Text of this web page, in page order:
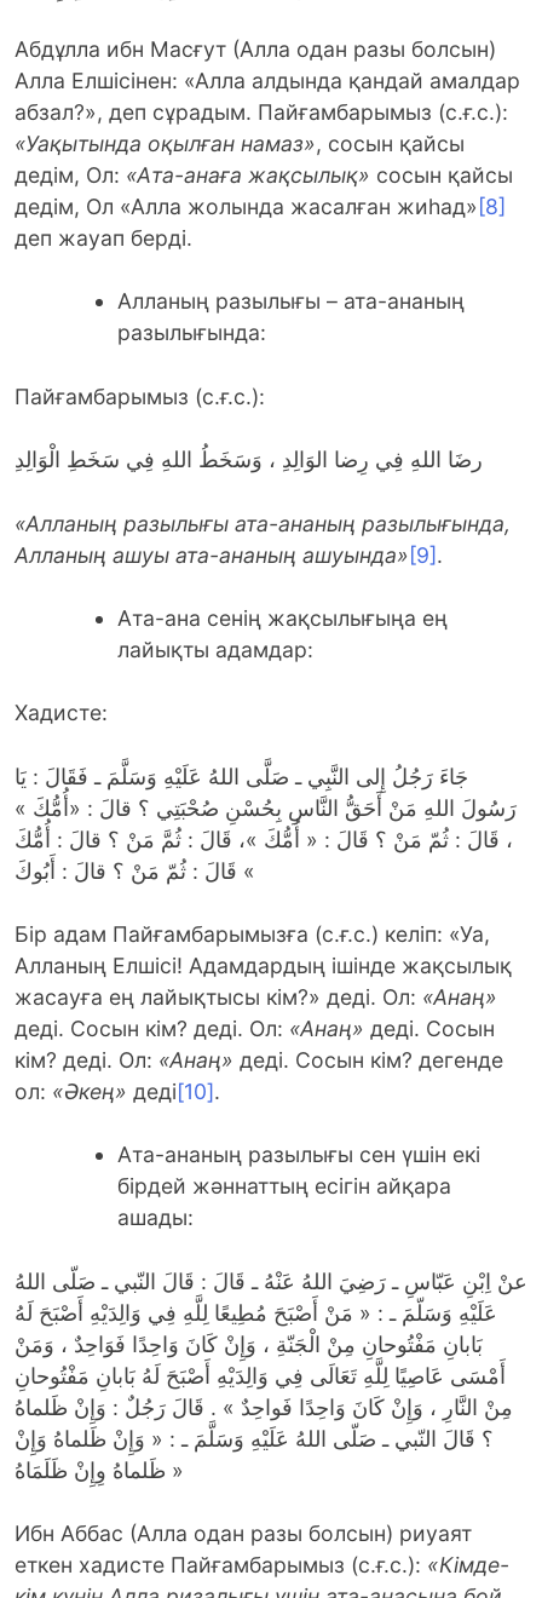
Абдұлла ибн Масғут (Алла одан разы болсын)
Алла Елшісінен: «Алла алдында қандай амалдар
абзал?», деп сұрадым. Пайғамбарымыз (с.ғ.с.):
«Уақытында оқылған намаз», сосын қайсы
дедім, Ол: «Ата-анаға жақсылық» сосын қайсы
дедім, Ол «Алла жолында жасалған жиһад» [8]
деп жауап берді.
Алланың разылығы – ата-ананың
разылығында:
Пайғамбарымыз (с.ғ.с.):
رضَا اللهِ فِي رِضا الوَالِدِ ، وَسَخَطُ اللهِ فِي سَخَطِ الْوَالِدِ
«Алланың разылығы ата-ананың разылығында,
Алланың ашуы ата-ананың ашуында»[9].
Ата-ана сенің жақсылығыңа ең
лайықты адамдар:
Хадисте:
جَاءَ رَجُلُ إِلى النَّبِي ـ صَلَّى اللهُ عَلَيْهِ وَسَلَّمَ ـ فَقَالَ : يَا
رَسُولَ اللهِ مَنْ أَحَقُّ النَّاسِ بِحُسْنِ صُحْبَتِي ؟ قالَ : «أُمُّكَ »
، قَالَ : ثُمّ مَنْ ؟ قَالَ : « أُمُّكَ »، قَالَ : ثُمَّ مَنْ ؟ قالَ : أُمُّكَ
» قَالَ : ثُمّ مَنْ ؟ قالَ : أَبُوكَ
Бір адам Пайғамбарымызға (с.ғ.с.) келіп: «Уа,
Алланың Елшісі! Адамдардың ішінде жақсылық
жасауға ең лайықтысы кім?» деді. Ол: «Анаң»
деді. Сосын кім? деді. Ол: «Анаң» деді. Сосын
кім? деді. Ол: «Анаң» деді. Сосын кім? дегенде
ол: «Әкең» деді[10].
Ата-ананың разылығы сен үшін екі
бірдей жәннаттың есігін айқара
ашады:
عنْ اِبْنِ عَبّاسِ ـ رَضِيَ اللهُ عَنْهُ ـ قَالَ : قَالَ النّبي ـ صَلّى اللهُ
عَلَيْهِ وَسَلّمَ ـ : « مَنْ أَصْبَحَ مُطِيعًا لِلَّهِ فِي وَالِدَيْهِ أَصْبَحَ لَهُ
بَابانِ مَفْتُوحانِ مِنْ الْجَنّةِ ، وَإِنْ كَانَ وَاحِدًا فَوَاحِدٌ ، وَمَنْ
أَمْسَى عَاصِيًا لِلَّهِ تَعَالَى فِي وَالِدَيْهِ أَصْبَحَ لَهُ بَابانِ مَفْتُوحانِ
مِنْ النَّارِ ، وَإِنْ كَانَ وَاحِدًا فَواحِدٌ » . قَالَ رَجُلٌ : وَإِنْ ظَلماهُ
؟ قَالَ النّبي ـ صَلّى اللهُ عَلَيْهِ وَسَلَّمَ ـ : « وَإِنْ ظَلماهُ وَإِنْ
ظَلماهُ وِإِنْ ظَلَمَاهُ »
Ибн Аббас (Алла одан разы болсын) риуаят
еткен хадисте Пайғамбарымыз (с.ғ.с.): «Кімде-